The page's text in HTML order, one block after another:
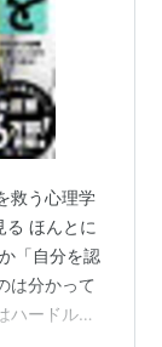
救う心理学
ほんとに
「自分を認
は分かって
ハードルが